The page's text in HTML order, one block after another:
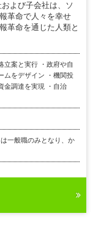
よび子会社は、ソ
革命で人々を幸せ
革命を通じた人類と
立案と実行 ・政府や自
ムをデザイン ・機関投
金調達を実現 ・自治
一般職のみとなり、か